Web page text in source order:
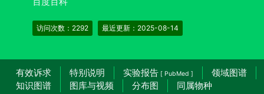
访问次数：2292 最近更新：2025-08-14
有效诉求 特别说明 实验报告 [ PubMed ]
领域图谱
知识图谱
图库与视频 分布图 同属物种